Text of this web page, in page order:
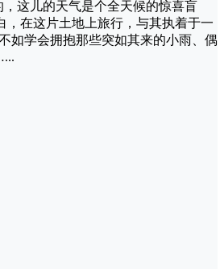
这儿的天气是个全天候的惊喜盲
，在这片土地上旅行，与其执着于一
如学会拥抱那些突如其来的小雨、偶